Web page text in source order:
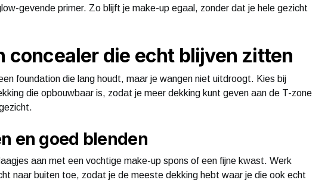
gevende primer. Zo blijft je make-up egaal, zonder dat je hele gezicht
concealer die echt blijven zitten
foundation die lang houdt, maar je wangen niet uitdroogt. Kies bij
die opbouwbaar is, zodat je meer dekking kunt geven aan de T-zone
en goed blenden
aan met een vochtige make-up spons of een fijne kwast. Werk
naar buiten toe, zodat je de meeste dekking hebt waar je die ook echt